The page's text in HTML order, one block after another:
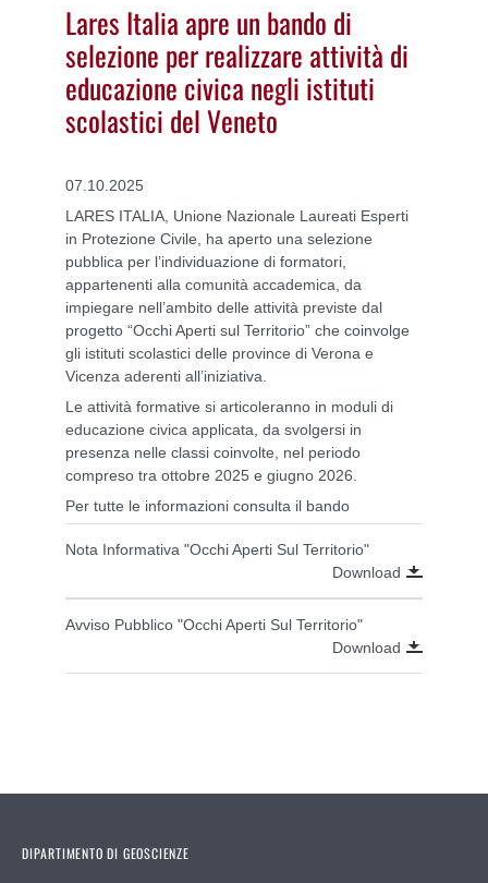
Lares Italia apre un bando di
selezione per realizzare attività di
educazione civica negli istituti
scolastici del Veneto
07.10.2025
LARES ITALIA, Unione Nazionale Laureati Esperti
in Protezione Civile, ha aperto una selezione
pubblica per l’individuazione di formatori,
appartenenti alla comunità accademica, da
impiegare nell’ambito delle attività previste dal
progetto “Occhi Aperti sul Territorio” che coinvolge
gli istituti scolastici delle province di Verona e
Vicenza aderenti all’iniziativa.
Le attività formative si articoleranno in moduli di
educazione civica applicata, da svolgersi in
presenza nelle classi coinvolte, nel periodo
compreso tra ottobre 2025 e giugno 2026.
Per tutte le informazioni consulta il bando
Nota Informativa "Occhi Aperti Sul Territorio"
Download
Avviso Pubblico "Occhi Aperti Sul Territorio"
Download
DIPARTIMENTO DI GEOSCIENZE